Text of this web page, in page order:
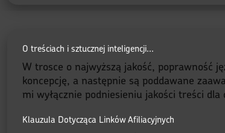
O treściach i sztucznej inteligencji...
W trosce o najwyższą jakość, poprawność
koncepcję, a następnie są poddawane
mi wyłącznie podniesieniu jakości treści
Klauzula Dotycząca Linków Afiliacyjnych